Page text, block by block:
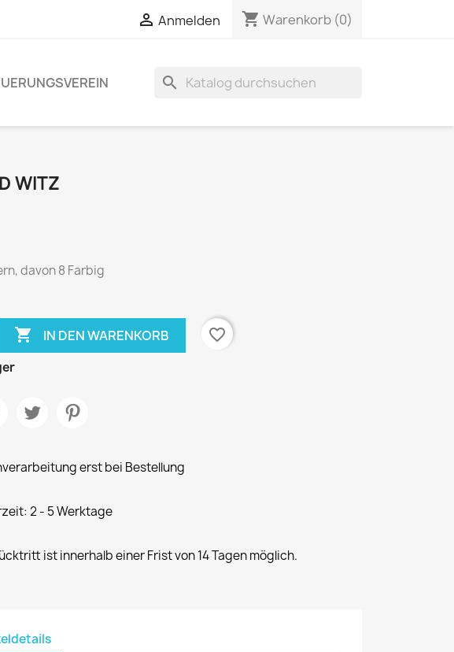
 Anmelden shopping_cart Warenkorb (0)
search
WITZ
davon 8 Farbig
 IN DEN WARENKORB
favorite_border
erst bei Bestellung
2 - 5 Werktage
ist innerhalb einer Frist von 14 Tagen möglich.